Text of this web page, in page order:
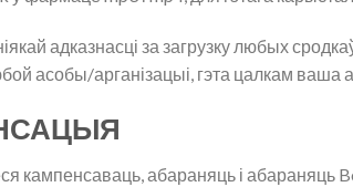
адказнасці за загрузку любых
асобы/арганізацыі, гэта цалкам ваша
кампенсаваць, абараняць і абараняць